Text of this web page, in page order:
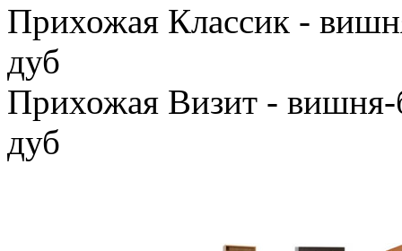
Прихожая Классик -
дуб
Прихожая Визит - вишня-
дуб